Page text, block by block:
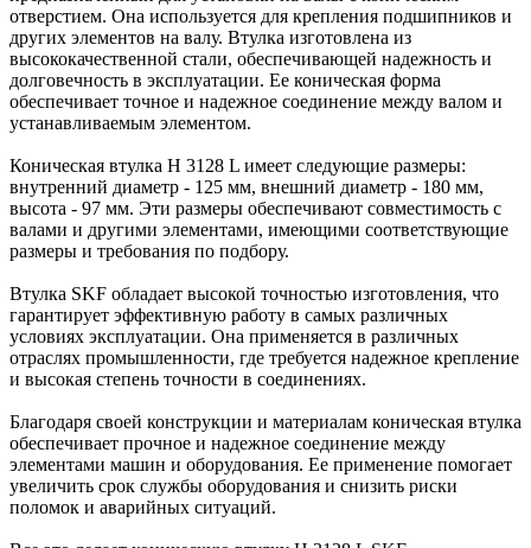
отверстием. Она используется для крепления подшипников и
других элементов на валу. Втулка изготовлена из
высококачественной стали, обеспечивающей надежность и
долговечность в эксплуатации. Ее коническая форма
обеспечивает точное и надежное соединение между валом и
устанавливаемым элементом.
Коническая втулка H 3128 L имеет следующие размеры:
внутренний диаметр - 125 мм, внешний диаметр - 180 мм,
высота - 97 мм. Эти размеры обеспечивают совместимость с
валами и другими элементами, имеющими соответствующие
размеры и требования по подбору.
Втулка SKF обладает высокой точностью изготовления, что
гарантирует эффективную работу в самых различных
условиях эксплуатации. Она применяется в различных
отраслях промышленности, где требуется надежное крепление
и высокая степень точности в соединениях.
Благодаря своей конструкции и материалам коническая втулка
обеспечивает прочное и надежное соединение между
элементами машин и оборудования. Ее применение помогает
увеличить срок службы оборудования и снизить риски
поломок и аварийных ситуаций.